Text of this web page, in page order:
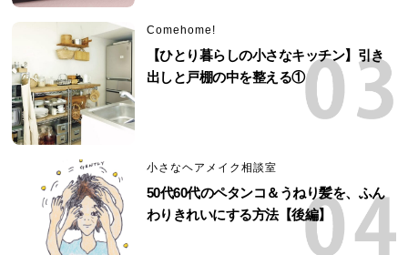
Comehome!
【ひとり暮らしの小さなキッチン】引き
出しと戸棚の中を整える①
小さなヘアメイク相談室
50代60代のペタンコ＆うねり髪を、ふん
わりきれいにする方法【後編】